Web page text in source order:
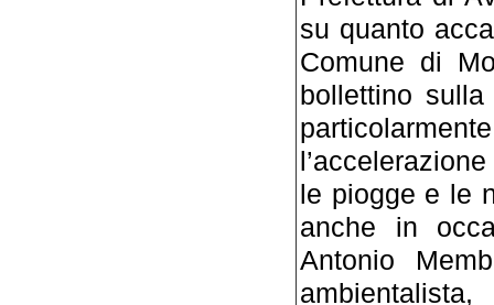
su quanto
Comune di
bollettino
le piogge e le
anche in
Antonio